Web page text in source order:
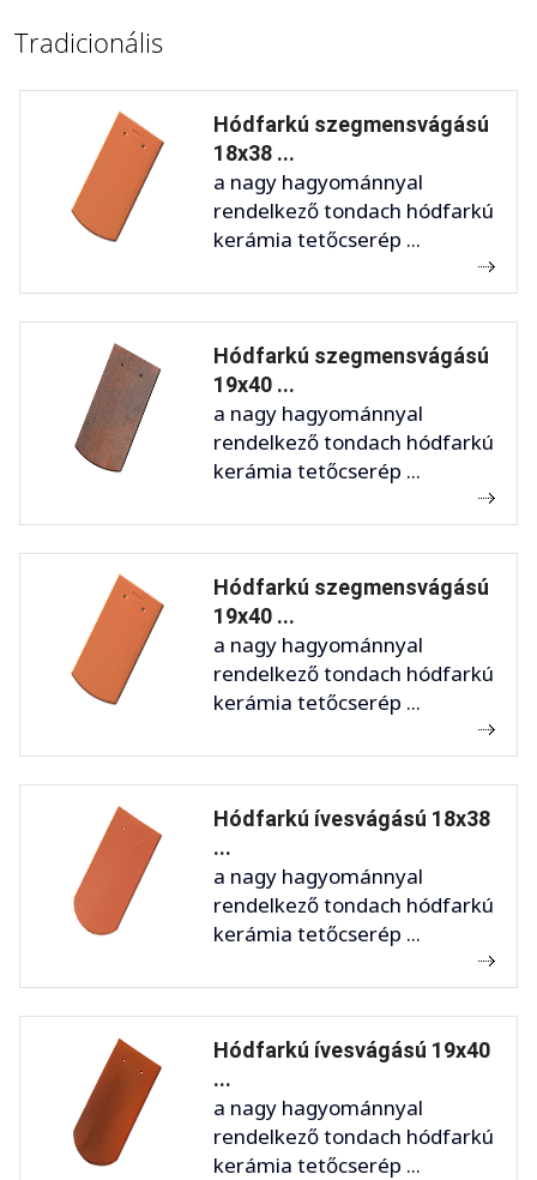
Tradicionális
Hódfarkú szegmensvágású
18x38 ...
a nagy hagyománnyal
rendelkező tondach hódfarkú
kerámia tetőcserép ...
Hódfarkú szegmensvágású
19x40 ...
a nagy hagyománnyal
rendelkező tondach hódfarkú
kerámia tetőcserép ...
Hódfarkú szegmensvágású
19x40 ...
a nagy hagyománnyal
rendelkező tondach hódfarkú
kerámia tetőcserép ...
Hódfarkú ívesvágású 18x38
...
a nagy hagyománnyal
rendelkező tondach hódfarkú
kerámia tetőcserép ...
Hódfarkú ívesvágású 19x40
...
a nagy hagyománnyal
rendelkező tondach hódfarkú
kerámia tetőcserép ...